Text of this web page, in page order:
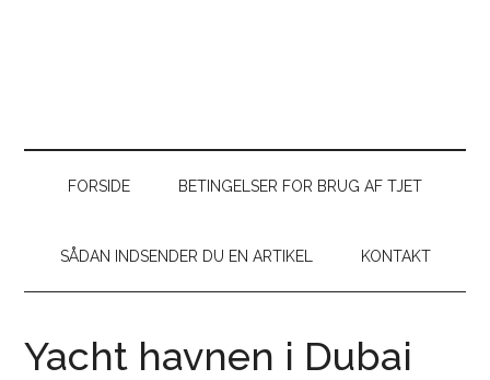
FORSIDE BETINGELSER FOR BRUG AF TJET
SÅDAN INDSENDER DU EN ARTIKEL KONTAKT
Yacht havnen i Dubai